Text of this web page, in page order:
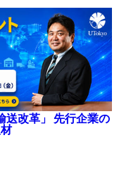
送改革」 先行企業の